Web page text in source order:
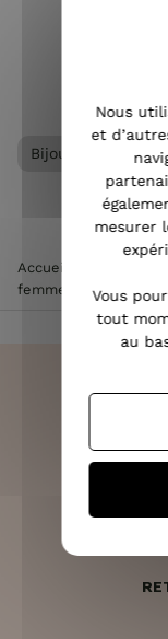
Bijoux acier
Accueil
femme
Bracelet
Nous
et
mesurer
Vous
tout
au